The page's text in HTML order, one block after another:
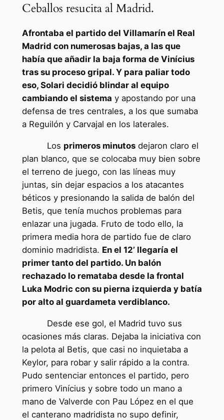
Ceballos resucita al Madrid.
Afrontaba el partido del Villamarín el Real
Madrid con numerosas bajas, a las que
había que añadir la baja forma de Vinícius
tras su proceso gripal. Y para paliar todo
eso, Solari decidió blindar al equipo
cambiando el sistema y apostando por una
defensa de tres centrales, a los que sumaba
a Reguilón y Carvajal en los laterales.
Los primeros minutosdejaron claro el
plan blanco, que se colocaba muy bien sobre
el terreno de juego, con las líneas muy
juntas, sin dejar espacios a los atacantes
béticos y presionando la salida de balón del
Betis, que tenía muchos problemas para
enlazar una jugada. Fruto de todo ello, la
primera media hora de partido fue de claro
dominio madridista. En el 12’ llegaría el
primer tanto del partido. Un balón
rechazado lo remataba desde la frontal
Luka Modric con su pierna izquierda y batía
por alto al guardameta verdiblanco.
Desde ese gol, el Madrid tuvo sus
ocasiones más claras. Dejaba la iniciativa con
la pelota al Betis, que casi no inquietaba a
Keylor, para robar y salir rápido a la contra.
Pudo sentenciar entonces el partido, pero
primero Vinícius y sobre todo un mano a
mano de Valverde con Pau López en el que
el canterano madridista no supo definir,